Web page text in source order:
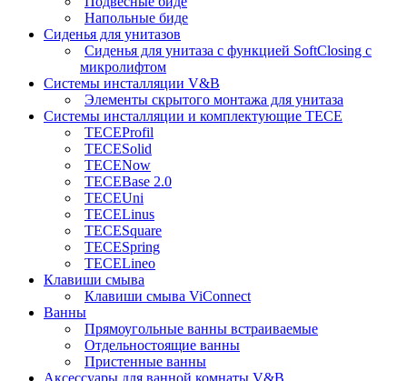
Напольные биде
Сиденья для унитазов
Сиденья для унитаза с функцией SoftClosing с
микролифтом
Системы инсталляции V&B
Элементы скрытого монтажа для унитаза
Системы инсталляции и комплектующие TECE
TECEProfil
TECESolid
TECENow
TECEBase 2.0
TECEUni
TECELinus
TECESquare
TECESpring
TECELineo
Клавиши смыва
Клавиши смыва ViConnect
Ванны
Прямоугольные ванны встраиваемые
Отдельностоящие ванны
Пристенные ванны
Аксессуары для ванной комнаты V&B